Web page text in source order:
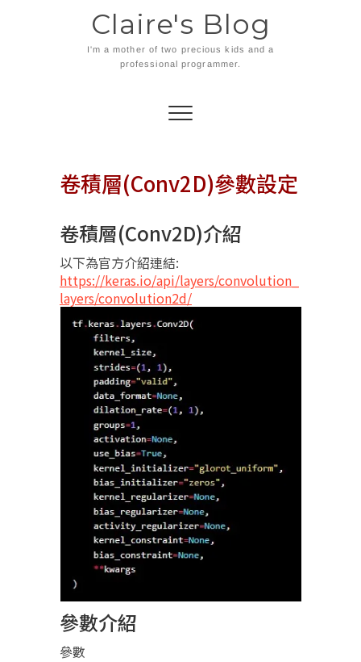
Claire's Blog
I'm a mother of two precious kids and a
professional programmer.
卷積層(Conv2D)參數設定
卷積層(Conv2D)介紹
以下為官方介紹連結:
https://keras.io/api/layers/convolution_
layers/convolution2d/
參數介紹
參數